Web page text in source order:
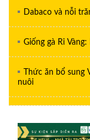
Dabaco và nỗi
Giống gà Ri
Thức ăn bổ sung
nuôi